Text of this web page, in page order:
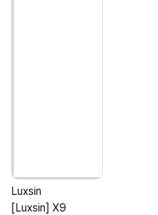
Luxsin
[Luxsin] X9